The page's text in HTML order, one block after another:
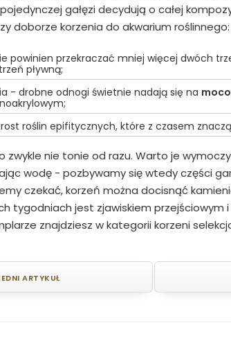
gałęzi decydują o całej
doborze korzenia do akwarium roślinnego:
powinien przekraczać mniej więcej dwóch
pływną;
- drobne odnogi świetnie nadają się na
roślin epifitycznych, które z czasem
zwykle nie tonie od razu. Warto je
wodę - pozbywamy się wtedy części
czekać, korzeń można docisnąć
tygodniach jest zjawiskiem przejściowym
znajdziesz w kategorii korzeni
ARTYKUŁ